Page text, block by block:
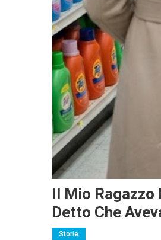
Il Mio
Detto Che
Storie